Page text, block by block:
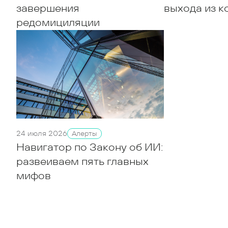
завершения
редомициляции
выхода из
24 июля 2026 Алерты
Навигатор по Закону об ИИ:
развеиваем пять главных
мифов